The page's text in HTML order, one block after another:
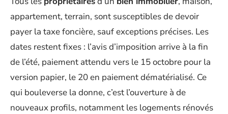
appartement, terrain, sont susceptibles de devoir
payer la taxe foncière, sauf exceptions précises. Les
dates restent fixes : l’avis d’imposition arrive à la fin
de l’été, paiement attendu vers le 15 octobre pour la
version papier, le 20 en paiement dématérialisé. Ce
qui bouleverse la donne, c’est l’ouverture à de
nouveaux profils, notamment les logements rénovés